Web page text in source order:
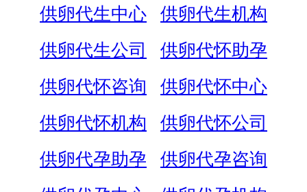
供卵代生中心
供卵代生机构
供卵代生公司
供卵代怀助孕
供卵代怀咨询
供卵代怀中心
供卵代怀机构
供卵代怀公司
供卵代孕助孕
供卵代孕咨询